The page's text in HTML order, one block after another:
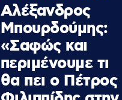
Αλέξανδρος
Μπουρδούμης:
«Σαφώς και
περιμένουμε τι
θα πει ο Πέτρος